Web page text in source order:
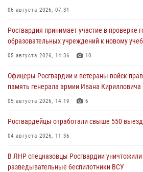
06 августа 2026, 07:31
Росгвардия принимает участие в проверке
образовательных учреждений к новому
05 августа 2026, 14:36 10
Офицеры Росгвардии и ветераны войск
память генерала армии Ивана Кирилловича
05 августа 2026, 14:19 6
Росгвардейцы отработали свыше 550
04 августа 2026, 11:36
В ЛНР спецназовцы Росгвардии
разведывательные беспилотники ВСУ